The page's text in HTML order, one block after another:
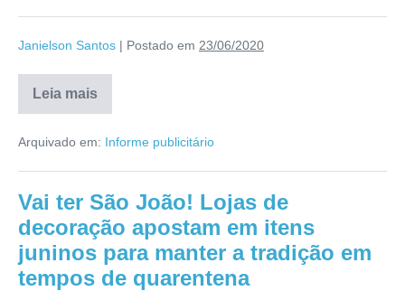
Janielson Santos | Postado em 23/06/2020
Leia mais
Arquivado em: Informe publicitário
Vai ter São João! Lojas de
decoração apostam em itens
juninos para manter a tradição em
tempos de quarentena